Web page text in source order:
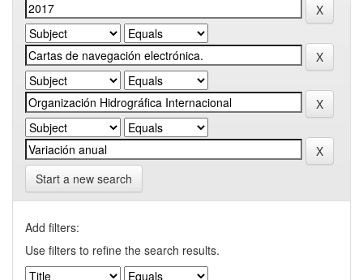
Start a new search
Add filters:
Use filters to refine the search results.